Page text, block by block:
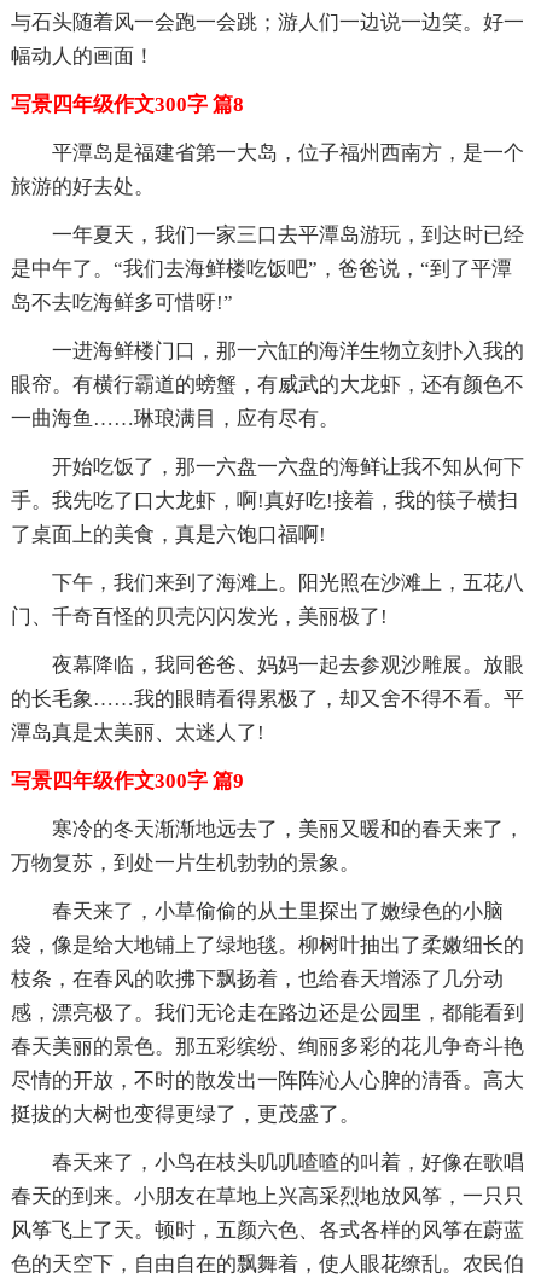
与石头随着风一会跑一会跳；游人们一边说一边笑。好一
幅动人的画面！
写景四年级作文300字 篇8
平潭岛是福建省第一大岛，位子福州西南方，是一个
旅游的好去处。
一年夏天，我们一家三口去平潭岛游玩，到达时已经
是中午了。“我们去海鲜楼吃饭吧”，爸爸说，“到了平潭
岛不去吃海鲜多可惜呀!”
一进海鲜楼门口，那一六缸的海洋生物立刻扑入我的
眼帘。有横行霸道的螃蟹，有威武的大龙虾，还有颜色不
一曲海鱼……琳琅满目，应有尽有。
开始吃饭了，那一六盘一六盘的海鲜让我不知从何下
手。我先吃了口大龙虾，啊!真好吃!接着，我的筷子横扫
了桌面上的美食，真是六饱口福啊!
下午，我们来到了海滩上。阳光照在沙滩上，五花八
门、千奇百怪的贝壳闪闪发光，美丽极了!
夜幕降临，我同爸爸、妈妈一起去参观沙雕展。放眼
的长毛象……我的眼睛看得累极了，却又舍不得不看。平
潭岛真是太美丽、太迷人了!
写景四年级作文300字 篇9
寒冷的冬天渐渐地远去了，美丽又暖和的春天来了，
万物复苏，到处一片生机勃勃的景象。
春天来了，小草偷偷的从土里探出了嫩绿色的小脑
袋，像是给大地铺上了绿地毯。柳树叶抽出了柔嫩细长的
枝条，在春风的吹拂下飘扬着，也给春天增添了几分动
感，漂亮极了。我们无论走在路边还是公园里，都能看到
春天美丽的景色。那五彩缤纷、绚丽多彩的花儿争奇斗艳
尽情的开放，不时的散发出一阵阵沁人心脾的清香。高大
挺拔的大树也变得更绿了，更茂盛了。
春天来了，小鸟在枝头叽叽喳喳的叫着，好像在歌唱
春天的到来。小朋友在草地上兴高采烈地放风筝，一只只
风筝飞上了天。顿时，五颜六色、各式各样的风筝在蔚蓝
色的天空下，自由自在的飘舞着，使人眼花缭乱。农民伯